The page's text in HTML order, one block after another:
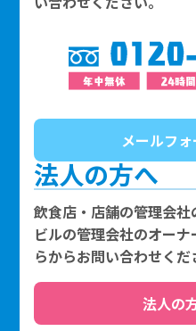
メールフ
法人の方へ
飲食店・店舗の管理会社
ビルの管理会社のオー
らからお問い合わせくだ
法人の